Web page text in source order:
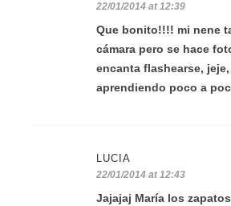
22/01/2014 at 12:39
Que bonito!!!! mi nene
cámara pero se hace
encanta flashearse,
aprendiendo poco a
LUCIA
22/01/2014 at 12:43
Jajajaj María los